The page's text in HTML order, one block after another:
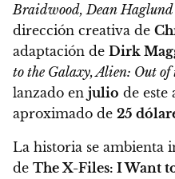
Braidwood, Dean Haglund
dirección creativa de
adaptación de Dirk
to the Galaxy, Alien: Out of
lanzado en julio de este
aproximado de 25
La historia se ambienta
de The X-Files: I Want